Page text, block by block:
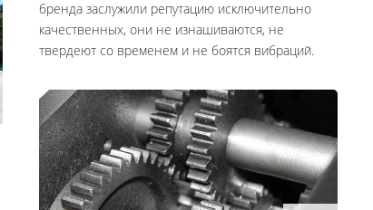
бренда заслужили репутацию исключительно
качественных, они не изнашиваются, не
твердеют со временем и не боятся вибраций.